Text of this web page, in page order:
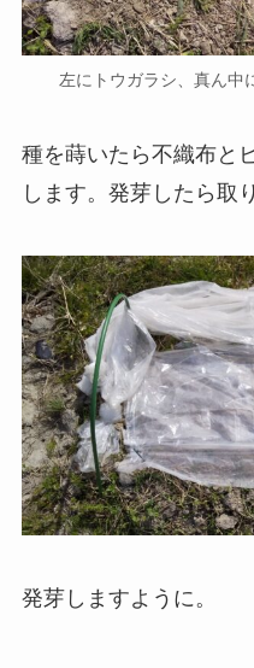
左にトウガラシ、真ん中
種を蒔いたら不織布と
します。発芽したら取
発芽しますように。